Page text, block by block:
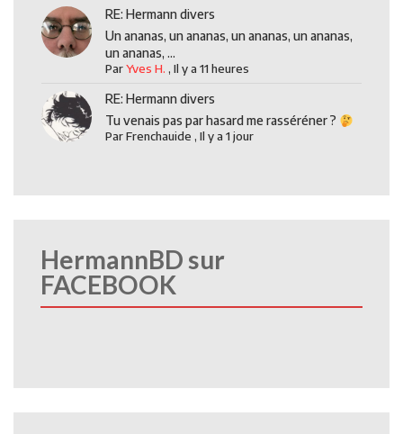
RE: Hermann divers
Un ananas, un ananas, un ananas, un ananas,
un ananas, ...
ParYves H. ,Il y a 11 heures
RE: Hermann divers
Tu venais pas par hasard me rasséréner ?
ParFrenchauide ,Il y a 1 jour
HermannBD sur
FACEBOOK